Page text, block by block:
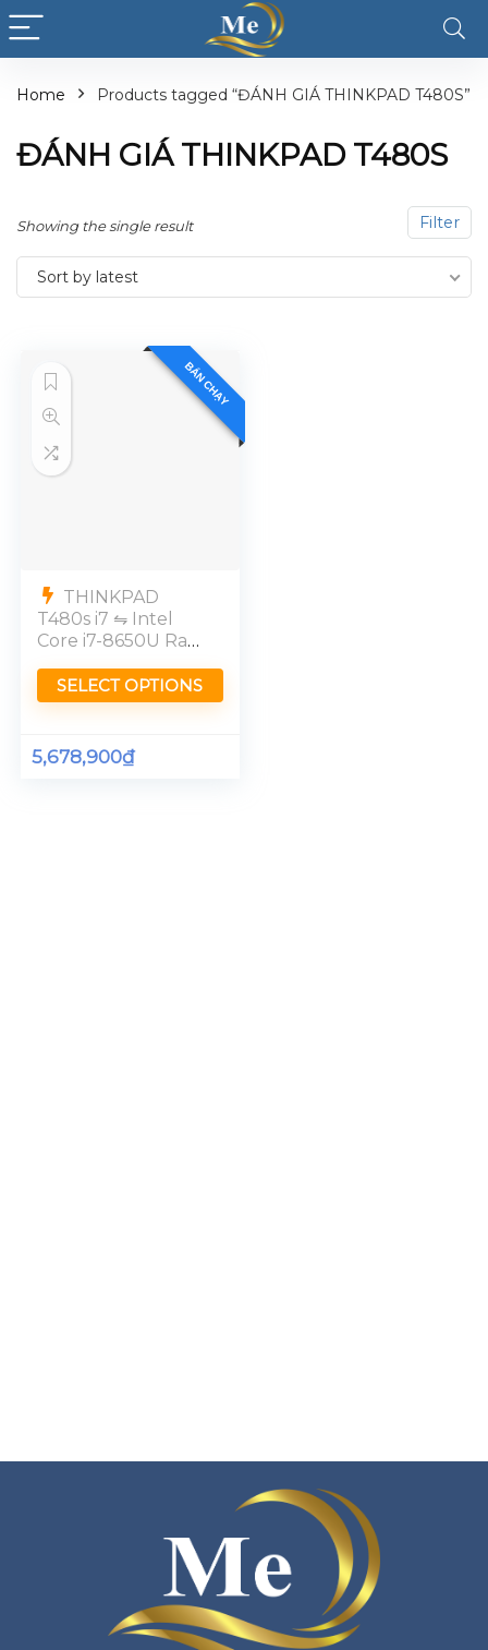
Home Products tagged “ĐÁNH GIÁ THINKPAD T480S”
ĐÁNH GIÁ THINKPAD T480S
Filter
Showing the single result
Sort by latest
BÁN CHẠY
THINKPAD
T480s i7 ⇋ Intel
Core i7-8650U Ram
SELECT OPTIONS
5,678,900₫